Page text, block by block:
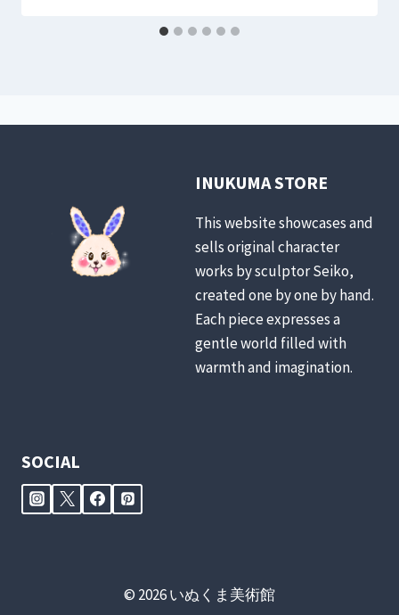
INUKUMA STORE
This website showcases and
sells original character
works by sculptor Seiko,
created one by one by hand.
Each piece expresses a
gentle world filled with
warmth and imagination.
SOCIAL
© 2026 いぬくま美術館